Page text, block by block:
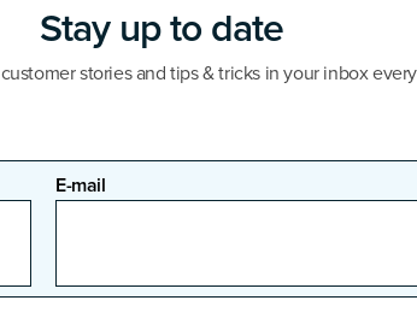
Stay up to date
stories and tips & tricks in your inbox
E-mail